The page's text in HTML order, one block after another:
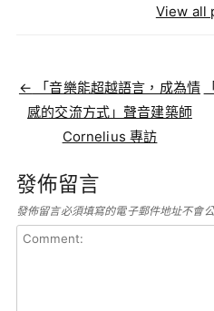
View all
Post navigation
← 「音樂能超越語言，成為情
感的交流方式」聲音建築師
Cornelius 專訪
發佈留言
發佈留言必須填寫的電子郵件地址不會